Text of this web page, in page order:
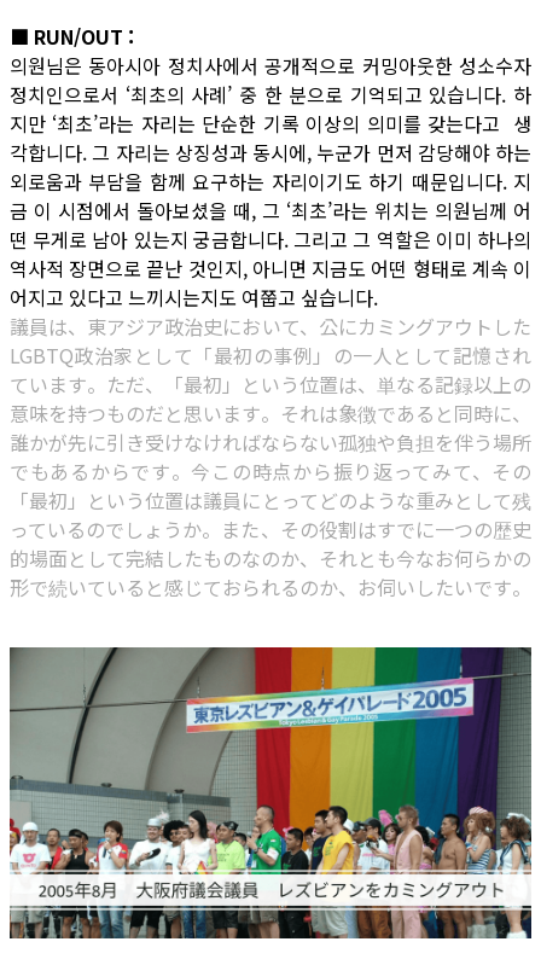
■ RUN/OUT :
의원님은 동아시아 정치사에서 공개적으로 커밍아웃한 성소수자
정치인으로서 ‘최초의 사례’ 중 한 분으로 기억되고 있습니다. 하
지만 ‘최초’라는 자리는 단순한 기록 이상의 의미를 갖는다고 생
각합니다. 그 자리는 상징성과 동시에, 누군가 먼저 감당해야 하는
외로움과 부담을 함께 요구하는 자리이기도 하기 때문입니다. 지
금 이 시점에서 돌아보셨을 때, 그 ‘최초’라는 위치는 의원님께 어
떤 무게로 남아 있는지 궁금합니다. 그리고 그 역할은 이미 하나의
역사적 장면으로 끝난 것인지, 아니면 지금도 어떤 형태로 계속 이
어지고 있다고 느끼시는지도 여쭙고 싶습니다.
議員は、東アジア政治史において、公にカミングアウトした
LGBTQ政治家として「最初の事例」の一人として記憶され
ています。ただ、「最初」という位置は、単なる記録以上の
意味を持つものだと思います。それは象徴であると同時に、
誰かが先に引き受けなければならない孤独や負担を伴う場所
でもあるからです。今この時点から振り返ってみて、その
「最初」という位置は議員にとってどのような重みとして残
っているのでしょうか。また、その役割はすでに一つの歴史
的場面として完結したものなのか、それとも今なお何らかの
形で続いていると感じておられるのか、お伺いしたいです。